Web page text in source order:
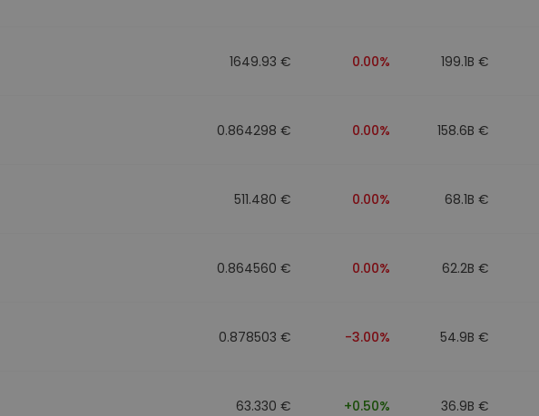
Krypto-Strategie
1649.93 € 0.00% 199.1B €
0.864298 € 0.00% 158.6B €
511.480 € 0.00% 68.1B €
0.864560 € 0.00% 62.2B €
0.878503 € -3.00% 54.9B €
63.330 € +0.50% 36.9B €